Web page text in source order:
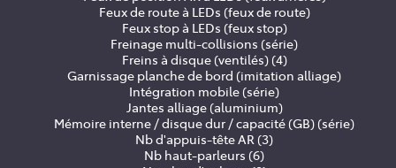
Feux de route à LEDs (feux de route)
Feux stop à LEDs (feux stop)
Freinage multi-collisions (série)
Freins à disque (ventilés) (4)
Garnissage planche de bord (imitation alliage)
Intégration mobile (série)
Jantes alliage (aluminium)
Mémoire interne / disque dur / capacité (GB) (série)
Nb d'appuis-tête AR (3)
Nb haut-parleurs (6)